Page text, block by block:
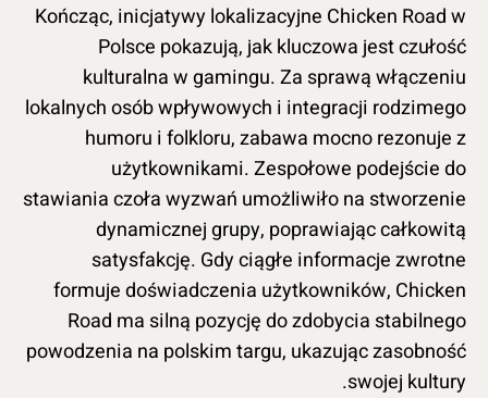
Kończąc, inicjatywy lokalizacyjne Chicken Road w
Polsce pokazują, jak kluczowa jest czułość
kulturalna w gamingu. Za sprawą włączeniu
lokalnych osób wpływowych i integracji rodzimego
humoru i folkloru, zabawa mocno rezonuje z
użytkownikami. Zespołowe podejście do
stawiania czoła wyzwań umożliwiło na stworzenie
dynamicznej grupy, poprawiając całkowitą
satysfakcję. Gdy ciągłe informacje zwrotne
formuje doświadczenia użytkowników, Chicken
Road ma silną pozycję do zdobycia stabilnego
powodzenia na polskim targu, ukazując zasobność
swojej kultury.